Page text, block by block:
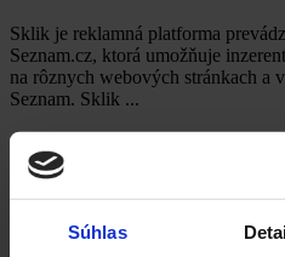
Súhlas
Sklik je reklamná platforma
Seznam.cz, ktorá umožňuje
na rôznych webových stránkach a
Seznam. Sklik ...
Slug
Slug je časť URL adresy, ktorá sa
identifikuje konkrétnu stránku
vlastne textový ...